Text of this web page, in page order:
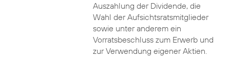
Auszahlung der Dividende, die
Wahl der Aufsichtsratsmitglieder
sowie unter anderem ein
Vorratsbeschluss zum Erwerb und
zur Verwendung eigener Aktien.